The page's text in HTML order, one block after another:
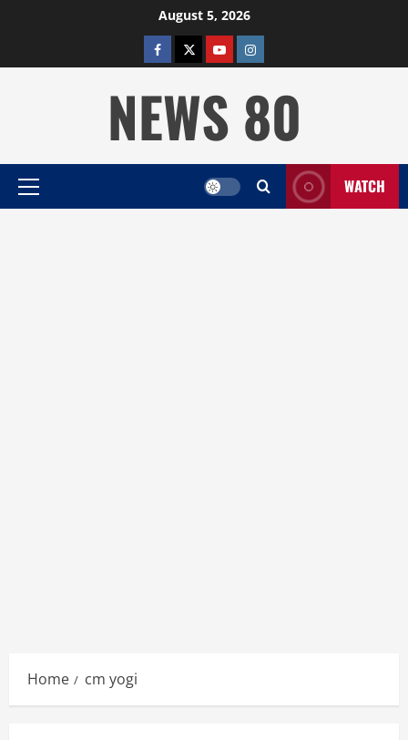
August 5, 2026
facebooktwitterYOUTUBE
instagram
NEWS 80
Primary
WATCH
Home cm yogi